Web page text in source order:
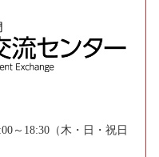
～18:30（木・日・祝日